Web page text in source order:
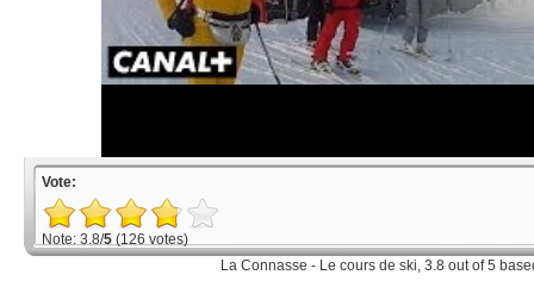
Vote:
Note: 3.8/5 (126 votes)
La Connasse - Le cours de ski, 3.8 out of5